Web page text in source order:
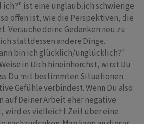
ich?" ist eine unglaublich schwierige
offen ist, wie die Perspektiven, die
Versuche deine Gedanken neu zu
stattdessen andere Dinge.
bin ich glücklich/unglücklich?"
in Dich hineinhorchst, wirst Du
Du mit bestimmten Situationen
Gefühle verbindest. Wenn Du also
auf Deiner Arbeit eher negative
wird es vielleicht Zeit über eine